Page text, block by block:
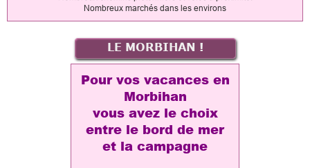
Nombreux marchés dans les environs
LE MORBIHAN !
Pour vos vacances en
Morbihan
vous avez le choix
entre le bord de mer
et la campagne